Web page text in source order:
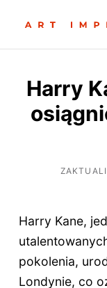
Harry
Harry Kane,
pokolenia,
Londynie, co